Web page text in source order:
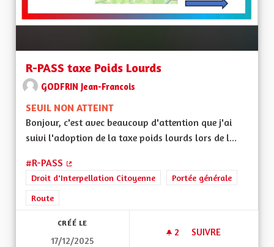
R-PASS taxe Poids Lourds
GODFRIN Jean-Francois
SEUIL NON ATTEINT
Bonjour, c'est avec beaucoup d'attention que j'ai
suivi l'adoption de la taxe poids lourds lors de l...
#R-PASS
(Lien externe)
Droit d'Interpellation Citoyenne
Portée générale
Route
CRÉÉ LE
17/12/2025
2 2 ABONNÉS
SUIVRE